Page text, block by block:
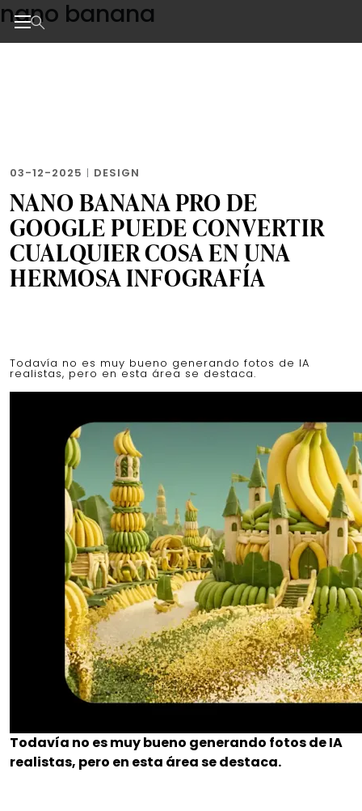
Skip
to
the
nano banana
03-12-2025 | DESIGN
NANO BANANA PRO DE
GOOGLE PUEDE CONVERTIR
CUALQUIER COSA EN UNA
HERMOSA INFOGRAFÍA
Todavía no es muy bueno generando fotos de IA
realistas, pero en esta área se destaca.
Todavía no es muy bueno generando fotos de IA
realistas, pero en esta área se destaca.